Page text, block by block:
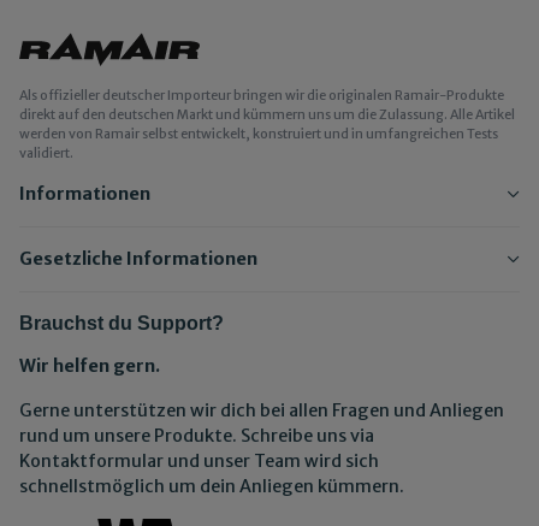
Als offizieller deutscher Importeur bringen wir die originalen Ramair-Produkte
direkt auf den deutschen Markt und kümmern uns um die Zulassung. Alle Artikel
werden von Ramair selbst entwickelt, konstruiert und in umfangreichen Tests
validiert.
Informationen
Gesetzliche Informationen
Brauchst du Support?
Wir helfen gern.
Gerne unterstützen wir dich bei allen Fragen und Anliegen
rund um unsere Produkte. Schreibe uns via
Kontaktformular und unser Team wird sich
schnellstmöglich um dein Anliegen kümmern.